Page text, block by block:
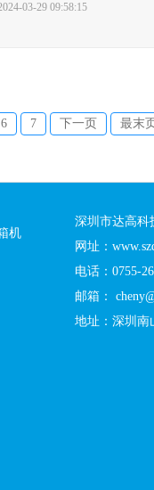
03-29 09:58:15
6 7 下一页 最末页
机
深圳市达高科
网址：
电话：0755-
邮箱：
地址：深圳南